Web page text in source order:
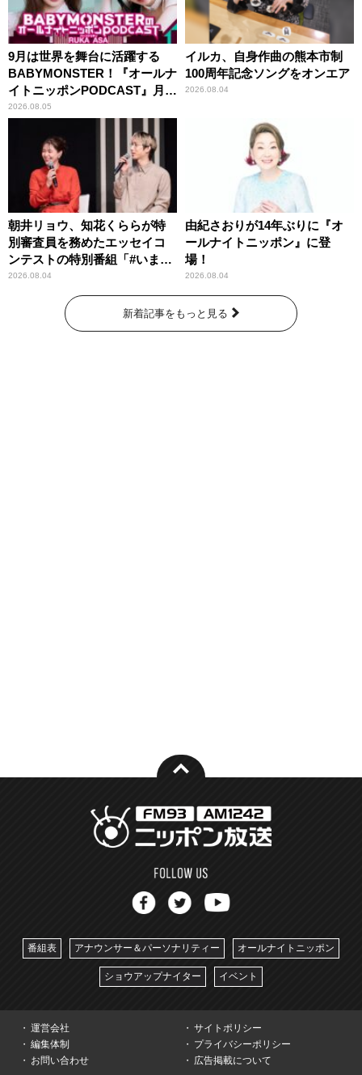
9月は世界を舞台に活躍する
BABYMONSTER！『オールナ
イトニッポンPODCAST』月替
わりパーソナリティ
2026.08.05
イルカ、自身作曲の熊本市制
100周年記念ソングをオンエア
2026.08.04
朝井リョウ、知花くららが特
別審査員を務めたエッセイコ
ンテストの特別番組「#いまあ
なたに伝えたいこと」
2026.08.04
由紀さおりが14年ぶりに『オ
ールナイトニッポン』に登
場！
2026.08.04
新着記事をもっと見る
番組表 アナウンサー＆パーソナリティー オールナイトニッポン
ショウアップナイター イベント
運営会社
サイトポリシー
編集体制
プライバシーポリシー
お問い合わせ
広告掲載について